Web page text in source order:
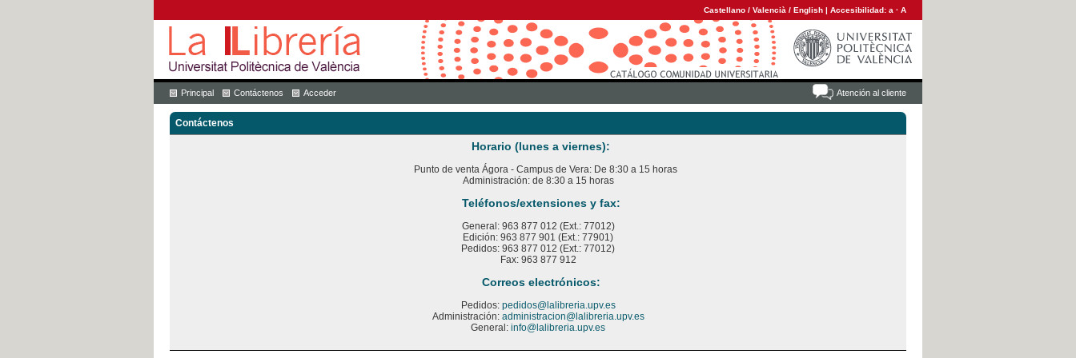
Castellano / Valencià / English | Accesibilidad: a · A
Atención al cliente
Principal Contáctenos Acceder
Contáctenos
Horario (lunes a viernes):
Punto de venta Ágora - Campus de Vera: De 8:30 a 15 horas
Administración: de 8:30 a 15 horas
Teléfonos/extensiones y fax:
General: 963 877 012 (Ext.: 77012)
Edición: 963 877 901 (Ext.: 77901)
Pedidos: 963 877 012 (Ext.: 77012)
Fax: 963 877 912
Correos electrónicos:
Pedidos: pedidos@lalibreria.upv.es
Administración: administracion@lalibreria.upv.es
General: info@lalibreria.upv.es